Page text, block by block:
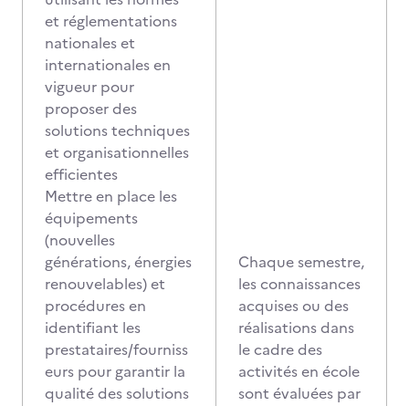
et réglementations
nationales et
internationales en
vigueur pour
proposer des
solutions techniques
et organisationnelles
efficientes
Mettre en place les
équipements
(nouvelles
générations, énergies
renouvelables) et
procédures en
identifiant les
prestataires/fourniss
eurs pour garantir la
qualité des solutions
Chaque semestre,
les connaissances
acquises ou des
réalisations dans
le cadre des
activités en école
sont évaluées par